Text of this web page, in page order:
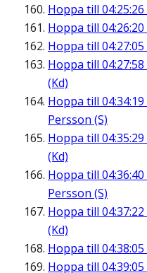
Hoppa till 04:25:26
Hoppa till 04:26:20
Hoppa till 04:27:05
Hoppa till 04:27:58
(Kd)
Hoppa till 04:34:19
Persson (S)
Hoppa till 04:35:29
(Kd)
Hoppa till 04:36:40
Persson (S)
Hoppa till 04:37:22
(Kd)
Hoppa till 04:38:05
Hoppa till 04:39:05